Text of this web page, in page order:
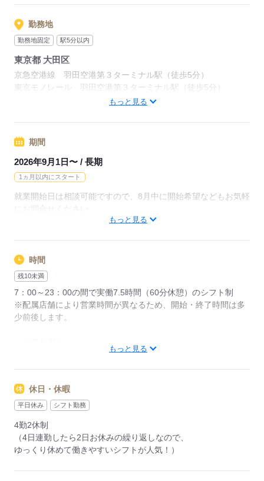
勤務地
勤務地固定 駅5分以内
東京都 大田区
京急空港線 羽田空港第３ターミナル駅（徒歩5分）
東京モノレール 羽田空港第３ターミナル駅（徒歩5分）
京急空港線 羽田空港第１・第２ターミナル駅
羽田空港第2・第3ターミナル駅
駅直結♪徒歩5分以内☆
※入寮の方は寮から羽田空港まで30分程度
もっと見る
期間
2026年9月1日〜 / 長期
1ヵ月以内にスタート
就業開始日は相談可能ですので、8月中に開始希望などもお気軽
にお問合せください。
応募する
もっと見る
時間
残10未満
7：00～23：00の間で実働7.5時間（60分休憩）のシフト制
※配属店舗により営業時間が異なるため、開始・終了時間は多
少前後します。
もっと見る
休日・休暇
平日休み シフト勤務
4勤2休制
（4日連勤したら2日お休みの繰り返しなので、
ゆっくり休めて働きやすいシフトが人気！）